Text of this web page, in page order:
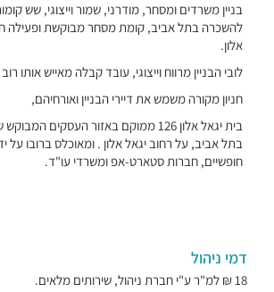
בניין משרדים ומסחר, מודרני, שמור וייצוגי, שש
להשכרה בתל אביב, קומת מסחר מבוקשת ופעילה
אלון.
לובי הבניין מרווח וייצוגי, עובד קבלה מאייש אותו
חניון מקורה משמש את דיירי הבניין ואורחיהם,
בית יגאל אלון 126 ממוקם באזור העסקים
בתל אביב, על רחוב יגאל אלון . ומאוכלס ברובו על
חופשיים, חברות סטארט-אפ ומשרדי עו"ד.
דמי ניהול
18 ₪ למ"ר ע"י חברת ניהול, שירותים מלאים.